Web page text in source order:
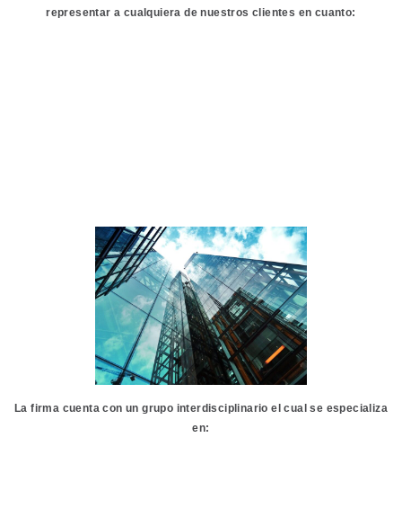
representar a cualquiera de nuestros clientes en cuanto:
La firma cuenta con un grupo interdisciplinario el cual se especializa
en: